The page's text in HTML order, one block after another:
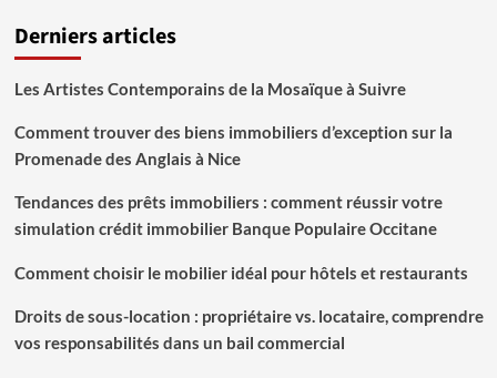
une
entreprise
générale
même
sur
différents
corps
est
meilleur
publications
Derniers articles
Les Artistes Contemporains de la Mosaïque à Suivre
Comment trouver des biens immobiliers d’exception sur la
Promenade des Anglais à Nice
Tendances des prêts immobiliers : comment réussir votre
simulation crédit immobilier Banque Populaire Occitane
Comment choisir le mobilier idéal pour hôtels et restaurants
Droits de sous-location : propriétaire vs. locataire, comprendre
vos responsabilités dans un bail commercial